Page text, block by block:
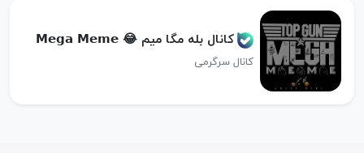
کانال بله مگا میم 😂 𝗠𝗲𝗴𝗮 𝗠𝗲𝗺𝗲
کانال سرگرمی